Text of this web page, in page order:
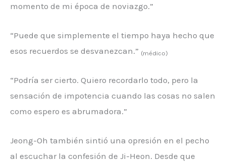
momento de mi época de noviazgo.”
“Puede que simplemente el tiempo haya hecho que
esos recuerdos se desvanezcan.” (médico)
“Podría ser cierto. Quiero recordarlo todo, pero la
sensación de impotencia cuando las cosas no salen
como espero es abrumadora.”
Jeong-Oh también sintió una opresión en el pecho
al escuchar la confesión de Ji-Heon. Desde que